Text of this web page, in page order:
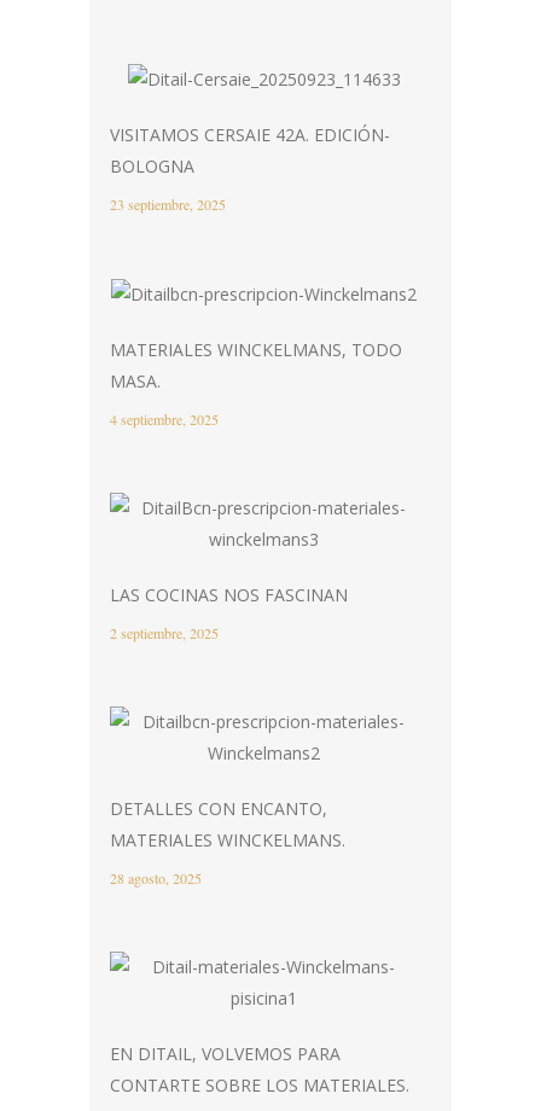
VISITAMOS CERSAIE 42A. EDICIÓN-
BOLOGNA
23 septiembre, 2025
MATERIALES WINCKELMANS, TODO
MASA.
4 septiembre, 2025
LAS COCINAS NOS FASCINAN
2 septiembre, 2025
DETALLES CON ENCANTO,
MATERIALES WINCKELMANS.
28 agosto, 2025
EN DITAIL, VOLVEMOS PARA
CONTARTE SOBRE LOS MATERIALES.